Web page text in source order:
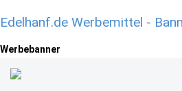
Edelhanf.de Werbemittel -
Werbebanner